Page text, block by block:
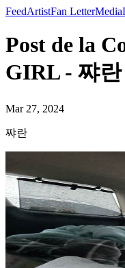
FeedArtistFan LetterMedia
Post de la
GIRL - 쨔
Mar 27, 2024
쨔란